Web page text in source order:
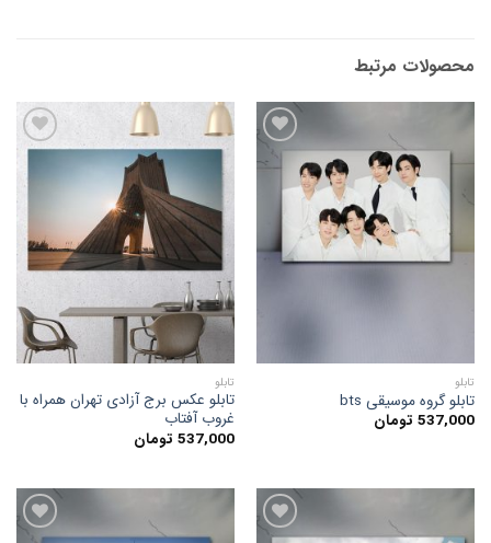
محصولات مرتبط
افزودن
مندی
ها
تابلو
تابلو گروه موسیقی bts
537,000 تومان
مندی
ها
تابلو
تابلو عکس برج آزادی تهران همراه با
غروب آفتاب
537,000 تومان